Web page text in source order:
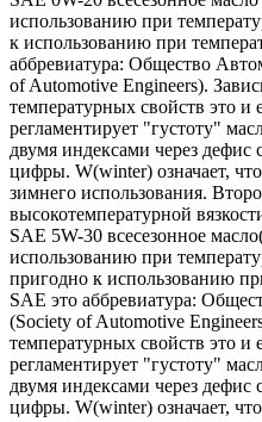
использованию при
к использованию при
аббревиатура: Общество
of Automotive Engineers).
температурных свойств это и
регламентирует "густоту"
двумя индексами через дефис
цифры. W(winter) означает,
зимнего использования.
высокотемпературной
SAE 5W-30 всесезонное
использованию при
пригодно к использованию
SAE это аббревиатура:
(Society of Automotive
температурных свойств это и
регламентирует "густоту"
двумя индексами через дефис
цифры. W(winter) означает,